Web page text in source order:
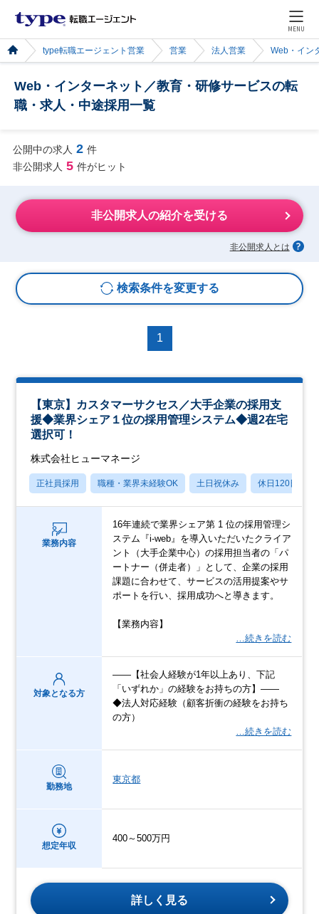
MENU
type転職エージェント営業 営業 法人営業 Web・イン
Web・インターネット／教育・研修サービスの転
職・求人・中途採用一覧
公開中の求人 2 件
非公開求人 5 件がヒット
非公開求人の紹介を受ける
非公開求人とは
検索条件を変更する
1
【東京】カスタマーサクセス／大手企業の採用支
援◆業界シェア１位の採用管理システム◆週2在宅
選択可！
株式会社ヒューマネージ
正社員採用 職種・業界未経験OK 土日祝休み 休日120日以上
業務内容
16年連続で業界シェア第 1 位の採用管理シ
ステム『i-web』を導入いただいたクライア
ント（大手企業中心）の採用担当者の「パ
ートナー（併走者）」として、企業の採用
課題に合わせて、サービスの活用提案やサ
ポートを行い、採用成功へと導きます。
【業務内容】
…続きを読む
対象となる方
――【社会人経験が1年以上あり、下記
「いずれか」の経験をお持ちの方】――
◆法人対応経験（顧客折衝の経験をお持ち
の方）
…続きを読む
勤務地
東京都
想定年収
400～500万円
詳しく見る